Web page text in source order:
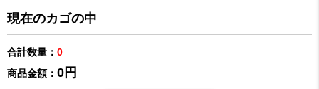
現在のカゴの中
合計数量： 0
商品金額： 0円